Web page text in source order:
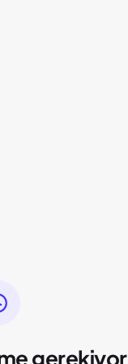
gerekiyor